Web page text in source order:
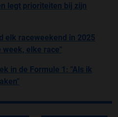
legt prioriteiten bij zijn
elk raceweekend in 2025
week, elke race"
in de Formule 1: "Als ik